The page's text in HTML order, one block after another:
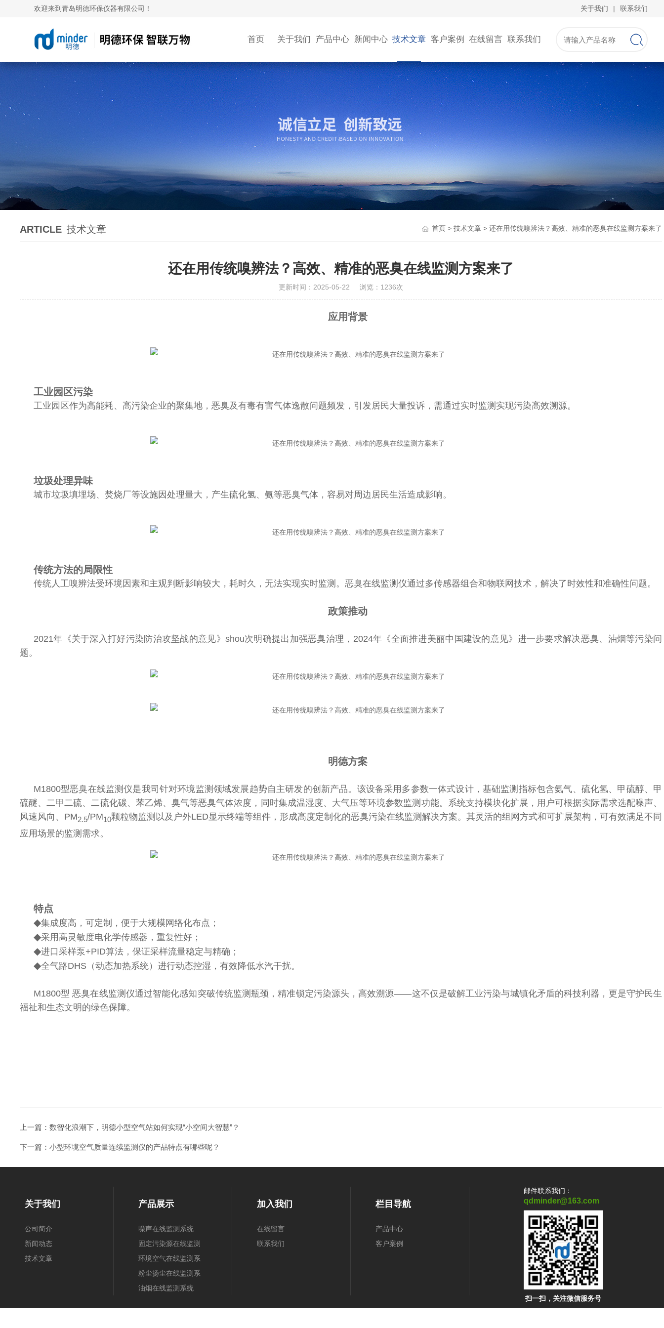
欢迎来到青岛明德环保仪器有限公司！ 关于我们 | 联系我们
首页 关于我们 产品中心 新闻中心 技术文章 客户案例 在线留言 联系我们
ARTICLE 技术文章 首页 > 技术文章 > 还在用传统嗅辨法？高效、精准的恶臭在线监测方案来了
还在用传统嗅辨法？高效、精准的恶臭在线监测方案来了
更新时间：2025-05-22 浏览：1236次
应用背景
工业园区污染
工业园区作为高能耗、高污染企业的聚集地，恶臭及有毒有害气体逸散问题频发，引发居民大量投诉，需通过实时监测实现污染高效溯源。
垃圾处理异味
城市垃圾填埋场、焚烧厂等设施因处理量大，产生硫化氢、氨等恶臭气体，容易对周边居民生活造成影响。
传统方法的局限性
传统人工嗅辨法受环境因素和主观判断影响较大，耗时久，无法实现实时监测。恶臭在线监测仪通过多传感器组合和物联网技术，解决了时效性和准确性问题。
政策推动
2021年《关于深入打好污染防治攻坚战的意见》shou次明确提出加强恶臭治理，2024年《全面推进美丽中国建设的意见》进一步要求解决恶臭、油烟等污染问
题。
明德方案
M1800型恶臭在线监测仪是我司针对环境监测领域发展趋势自主研发的创新产品。该设备采用多参数一体式设计，基础监测指标包含氨气、硫化氢、甲硫醇、甲
硫醚、二甲二硫、二硫化碳、苯乙烯、臭气等恶臭气体浓度，同时集成温湿度、大气压等环境参数监测功能。系统支持模块化扩展，用户可根据实际需求选配噪声、
风速风向、PM2.5/PM10颗粒物监测以及户外LED显示终端等组件，形成高度定制化的恶臭污染在线监测解决方案。其灵活的组网方式和可扩展架构，可有效满足不同
应用场景的监测需求。
特点
◆集成度高，可定制，便于大规模网络化布点；
◆采用高灵敏度电化学传感器，重复性好；
◆进口采样泵+PID算法，保证采样流量稳定与精确；
◆全气路DHS（动态加热系统）进行动态控湿，有效降低水汽干扰。
M1800型 恶臭在线监测仪通过智能化感知突破传统监测瓶颈，精准锁定污染源头，高效溯源——这不仅是破解工业污染与城镇化矛盾的科技利器，更是守护民生
福祉和生态文明的绿色保障。
上一篇： 数智化浪潮下，明德小型空气站如何实现“小空间大智慧”？
下一篇： 小型环境空气质量连续监测仪的产品特点有哪些呢？
关于我们
公司简介
新闻动态
技术文章
产品展示
噪声在线监测系统
固定污染源在线监测
系统
环境空气在线监测系
统
粉尘扬尘在线监测系
统
油烟在线监测系统
加入我们
在线留言
联系我们
栏目导航
产品中心
客户案例
邮件联系我们：
qdminder@163.com
扫一扫，关注微信服务号